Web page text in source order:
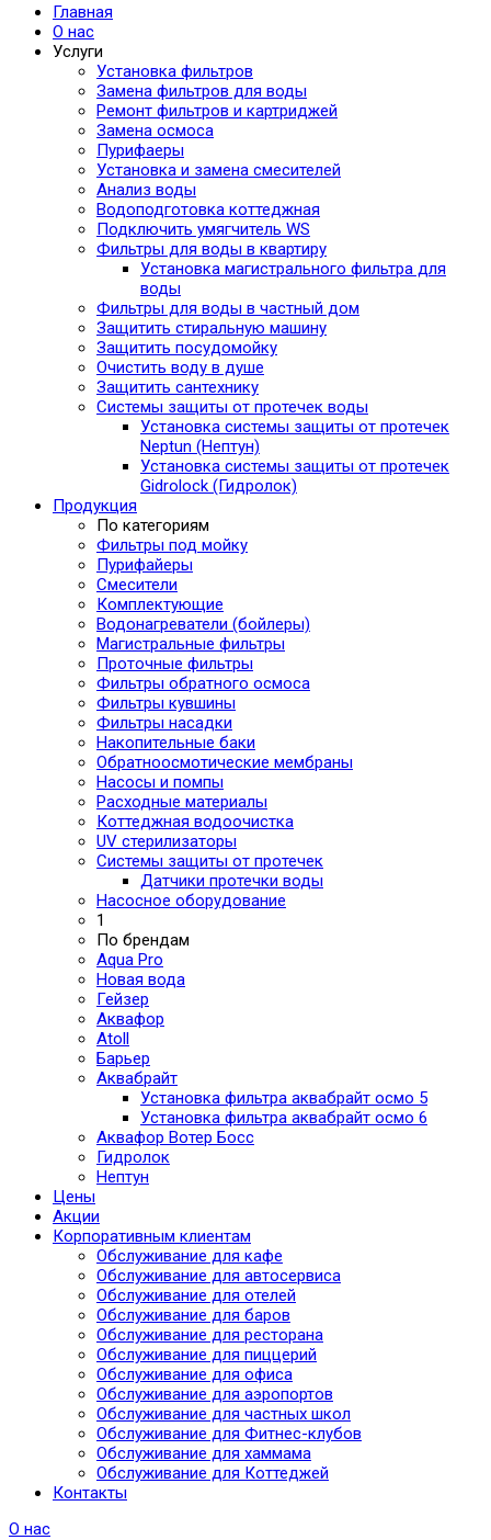
Главная
О нас
Услуги
Установка фильтров
Замена фильтров для воды
Ремонт фильтров и картриджей
Замена осмоса
Пурифаеры
Установка и замена смесителей
Анализ воды
Водоподготовка коттеджная
Подключить умягчитель WS
Фильтры для воды в квартиру
Установка магистрального фильтра для
воды
Фильтры для воды в частный дом
Защитить стиральную машину
Защитить посудомойку
Очистить воду в душе
Защитить сантехнику
Системы защиты от протечек воды
Установка системы защиты от протечек
Neptun (Нептун)
Установка системы защиты от протечек
Gidrolock (Гидролок)
Продукция
По категориям
Фильтры под мойку
Пурифайеры
Смесители
Комплектующие
Водонагреватели (бойлеры)
Магистральные фильтры
Проточные фильтры
Фильтры обратного осмоса
Фильтры кувшины
Фильтры насадки
Накопительные баки
Обратноосмотические мембраны
Насосы и помпы
Расходные материалы
Коттеджная водоочистка
UV стерилизаторы
Системы защиты от протечек
Датчики протечки воды
Насосное оборудование
1
По брендам
Aqua Pro
Новая вода
Гейзер
Аквафор
Atoll
Барьер
Аквабрайт
Установка фильтра аквабрайт осмо 5
Установка фильтра аквабрайт осмо 6
Аквафор Вотер Босс
Гидролок
Нептун
Цены
Акции
Корпоративным клиентам
Обслуживание для кафе
Обслуживание для автосервиса
Обслуживание для отелей
Обслуживание для баров
Обслуживание для ресторана
Обслуживание для пиццерий
Обслуживание для офиса
Обслуживание для аэропортов
Обслуживание для частных школ
Обслуживание для Фитнес-клубов
Обслуживание для хаммама
Обслуживание для Коттеджей
Контакты
О нас